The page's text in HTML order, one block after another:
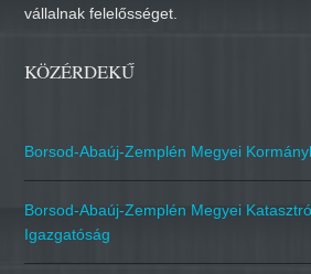
vállalnak felelősséget.
KÖZÉRDEKŰ
Borsod-Abaúj-Zemplén Megyei
Borsod-Abaúj-Zemplén Megyei
Igazgatóság